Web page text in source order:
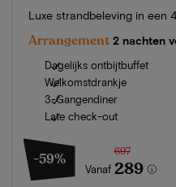
Luxe strandbeleving in een
Arrangement 2 nachten
Dagelijks ontbijtbuffet
Welkomstdrankje
3-Gangendiner
Late check-out
-59%
Vanaf
697
289